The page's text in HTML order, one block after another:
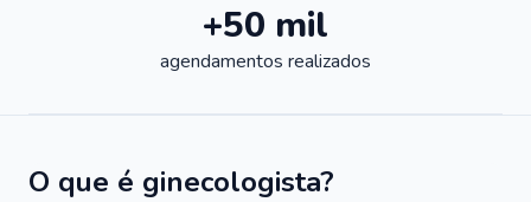
+50 mil
agendamentos realizados
O que é ginecologista?